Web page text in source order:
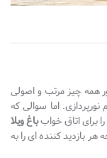
همه چیز مرتب و اصولی
اما سوالی که
برای اتاق خوابباغ ویلا
هر بازدید کننده ای را به